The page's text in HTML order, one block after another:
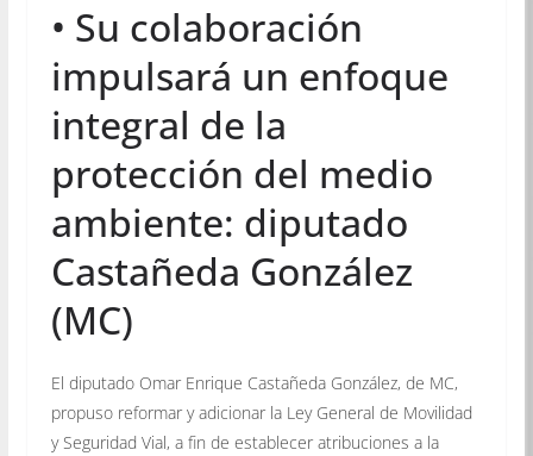
• Su colaboración
impulsará un enfoque
integral de la
protección del medio
ambiente: diputado
Castañeda González
(MC)
El diputado Omar Enrique Castañeda González, de MC,
propuso reformar y adicionar la Ley General de Movilidad
y Seguridad Vial, a fin de establecer atribuciones a la